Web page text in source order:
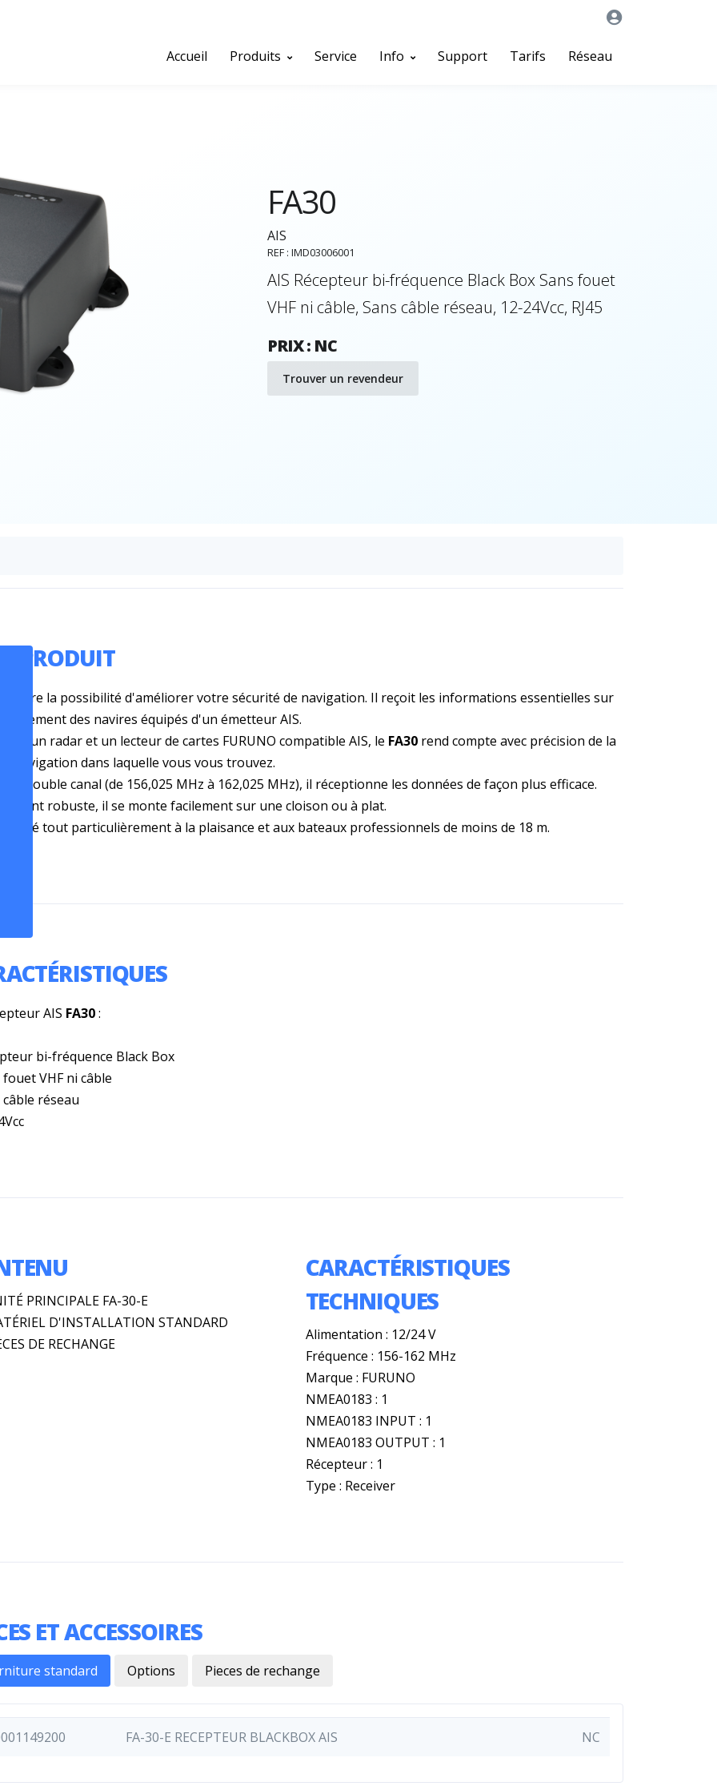
Accueil Produits Service Info Support Tarifs Réseau
FA30
AIS
REF : IMD03006001
AIS Récepteur bi-fréquence Black Box Sans fouet
VHF ni câble, Sans câble réseau, 12-24Vcc, RJ45
PRIX : NC
Trouver un revendeur
PRODUIT
offre la possibilité d'améliorer votre sécurité de navigation. Il reçoit les informations essentielles sur
des navires équipés d'un émetteur AIS.
à un radar et un lecteur de cartes FURUNO compatible AIS, le FA30 rend compte avec précision de la
de navigation dans laquelle vous vous trouvez.
double canal (de 156,025 MHz à 162,025 MHz), il réceptionne les données de façon plus efficace.
robuste, il se monte facilement sur une cloison ou à plat.
destiné tout particulièrement à la plaisance et aux bateaux professionnels de moins de 18 m.
AIS FA30:
bi-fréquence Black Box
fouet VHF ni câble
câble réseau
PRINCIPALE FA-30-E
D'INSTALLATION STANDARD
DE RECHANGE
CARACTÉRISTIQUES
TECHNIQUES
Alimentation : 12/24 V
Fréquence : 156-162 MHz
Marque : FURUNO
NMEA0183 : 1
NMEA0183 INPUT : 1
NMEA0183 OUTPUT : 1
Récepteur : 1
Type : Receiver
ET ACCESSOIRES
standard Options Pieces de rechange
FA-30-E RECEPTEUR BLACKBOX AIS NC